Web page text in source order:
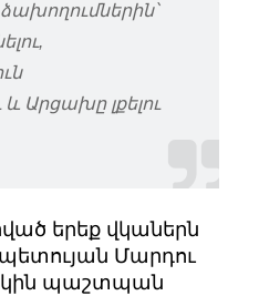
Արցախը լքելու
երեք վկաներն
Մարդու
պաշտպան